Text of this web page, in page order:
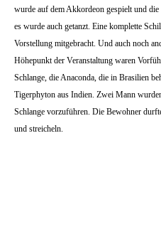
wurde auf dem Akkordeon gespielt und
es wurde auch getanzt. Eine komplette
Vorstellung mitgebracht. Und auch noch
Höhepunkt der Veranstaltung waren
Schlange, die Anaconda, die in Brasilien
Tigerphyton aus Indien. Zwei Mann
Schlange vorzuführen. Die Bewohner
und streicheln.